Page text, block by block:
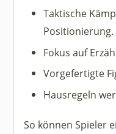
Taktische
Positionierung.
Fokus auf
Vorgefertigte
Hausregeln
So können Spieler